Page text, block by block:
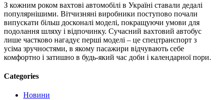
З кожним роком вахтові автомобілі в Україні ставали дедалі
популярнішими. Вітчизняні виробники поступово почали
випускати більш досконалі моделі, покращуючи умови для
подолання шляху і відпочинку. Сучасний вахтовий автобус
лише частково нагадує перші моделі – це спецтранспорт з
усіма зручностями, в якому пасажири відчувають себе
комфортно і затишно в будь-який час доби і календарної пори.
Categories
Новини